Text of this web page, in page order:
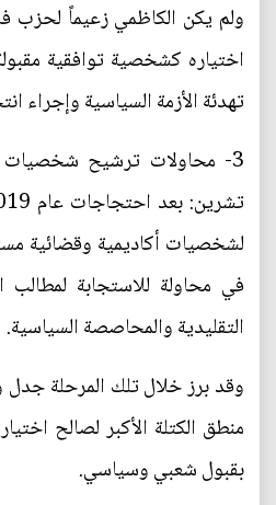
ولم يكن الكاظمي زعيماً لحزب
اختياره كشخصية توافقية
تهدئة الأزمة السياسية وإجراء
3- محاولات ترشيح شخصيات
لشخصيات أكاديمية وقضائية
في محاولة للاستجابة لمطالب
التقليدية والمحاصصة السياسية.
وقد برز خلال تلك المرحلة
منطق الكتلة الأكبر لصالح
بقبول شعبي وسياسي.